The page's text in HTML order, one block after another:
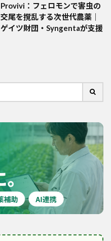
Provivi：フェロモンで害虫の
交尾を撹乱する次世代農薬｜
ゲイツ財団・Syngentaが支援